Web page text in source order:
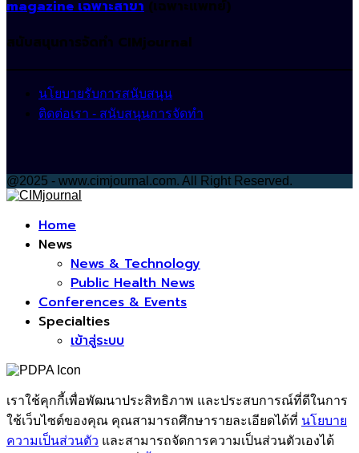
magazine เฉพาะสาขา (เฉพาะแพทย์)
สนับสนุนการจัดทำ CIMjournal
นโยบายรับการสนับสนุน
ติดต่อเรา - สนับสนุนการจัดทำ
@2025 - www.cimjournal.com. All Right Reserved.
Home
News
News & Technology
Public Health News
Conferences & Events
Specialties
เข้าสู่ระบบ
เราใช้คุกกี้เพื่อพัฒนาประสิทธิภาพ และประสบการณ์ที่ดีในการ
ใช้เว็บไซต์ของคุณ คุณสามารถศึกษารายละเอียดได้ที่ นโยบาย
ความเป็นส่วนตัว และสามารถจัดการความเป็นส่วนตัวเองได้